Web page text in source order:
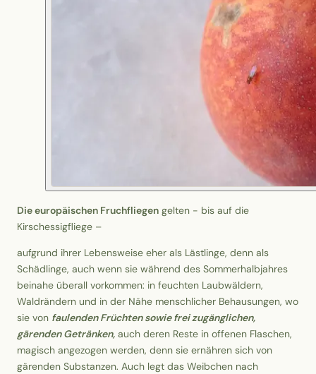
Die europäischen Fruchfliegen gelten - bis auf die
Kirschessigfliege –
aufgrund ihrer Lebensweise eher als Lästlinge, denn als
Schädlinge, auch wenn sie während des Sommerhalbjahres
beinahe überall vorkommen: in feuchten Laubwäldern,
Waldrändern und in der Nähe menschlicher Behausungen, wo
sie von faulenden Früchten sowie frei zugänglichen,
gärenden Getränken, auch deren Reste in offenen Flaschen,
magisch angezogen werden, denn sie ernähren sich von
gärenden Substanzen. Auch legt das Weibchen nach